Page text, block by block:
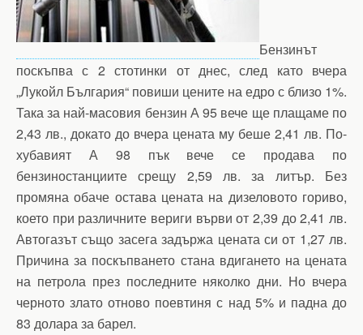
Бензинът
поскъпва с 2 стотинки от днес, след като вчера
„Лукойл България“ повиши цените на едро с близо 1%.
Така за най-масовия бензин А 95 вече ще плащаме по
2,43 лв., докато до вчера цената му беше 2,41 лв. По-
хубавият А 98 пък вече се продава по
бензиностанциите срещу 2,59 лв. за литър. Без
промяна обаче остава цената на дизеловото гориво,
което при различните вериги върви от 2,39 до 2,41 лв.
Автогазът също засега задържа цената си от 1,27 лв.
Причина за поскъпването стана вдигането на цената
на петрола през последните няколко дни. Но вчера
черното злато отново поевтиня с над 5% и падна до
83 долара за барел.